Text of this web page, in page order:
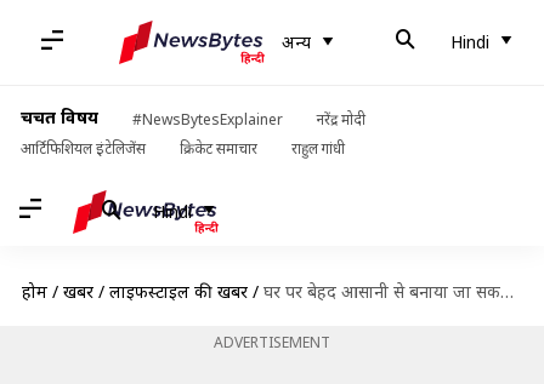
अन्य Hindi
चर्चित विषय #NewsBytesExplainer
नरेंद्र मोदी
आर्टिफिशियल इंटेलिजेंस
क्रिकेट समाचार राहुल गांधी
Hindi
होम / खबरें / लाइफस्टाइल की खबरें / घर पर बेहद आसानी से बनाया जा सकता है स्वादिष्ट और क्रिस्पी स्पाइरल आलू
ADVERTISEMENT